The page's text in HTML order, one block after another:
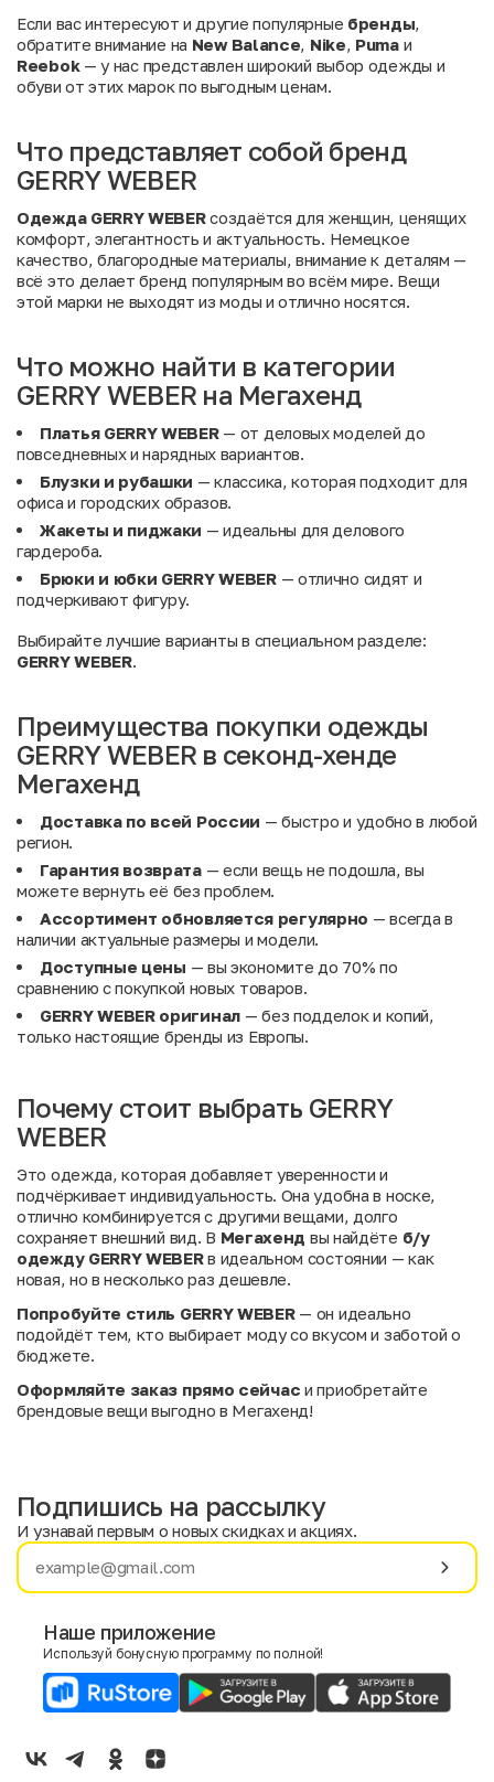
Если вас интересуют и другие популярные бренды,
обратите внимание на New Balance, Nike, Pumaи
Reebok— у нас представлен широкий выбор одежды и
обуви от этих марок по выгодным ценам.
Что представляет собой бренд
GERRY WEBER
Одежда GERRY WEBERсоздаётся для женщин, ценящих
комфорт, элегантность и актуальность. Немецкое
качество, благородные материалы, внимание к деталям —
всё это делает бренд популярным во всём мире. Вещи
этой марки не выходят из моды и отлично носятся.
Что можно найти в категории
GERRY WEBER на Мегахенд
Платья GERRY WEBER— от деловых моделей до
повседневных и нарядных вариантов.
Блузки и рубашки — классика, которая подходит для
офиса и городских образов.
Жакеты и пиджаки — идеальны для делового
гардероба.
Брюки и юбки GERRY WEBER— отлично сидят и
подчеркивают фигуру.
Выбирайте лучшие варианты в специальном разделе:
GERRY WEBER.
Преимущества покупки одежды
GERRY WEBER в секонд-хенде
Мегахенд
Доставка по всей России — быстро и удобно в любой
регион.
Гарантия возврата— если вещь не подошла, вы
можете вернуть её без проблем.
Ассортимент обновляется регулярно — всегда в
наличии актуальные размеры и модели.
Доступные цены — вы экономите до 70% по
сравнению с покупкой новых товаров.
GERRY WEBER оригинал — без подделок и копий,
только настоящие бренды из Европы.
Почему стоит выбрать GERRY
WEBER
Это одежда, которая добавляет уверенности и
подчёркивает индивидуальность. Она удобна в носке,
отлично комбинируется с другими вещами, долго
сохраняет внешний вид. В Мегахенд вы найдёте б/у
одежду GERRY WEBERв идеальном состоянии — как
новая, но в несколько раз дешевле.
Попробуйте стиль GERRY WEBER— он идеально
подойдёт тем, кто выбирает моду со вкусом и заботой о
бюджете.
Оформляйте заказ прямо сейчас и приобретайте
брендовые вещи выгодно в Мегахенд!
Имя
E-mail
Мужской
Женский
Подпишись на рассылку
И узнавай первым о новых скидках и акциях.
Наше приложение
Используй бонусную программу по полной!